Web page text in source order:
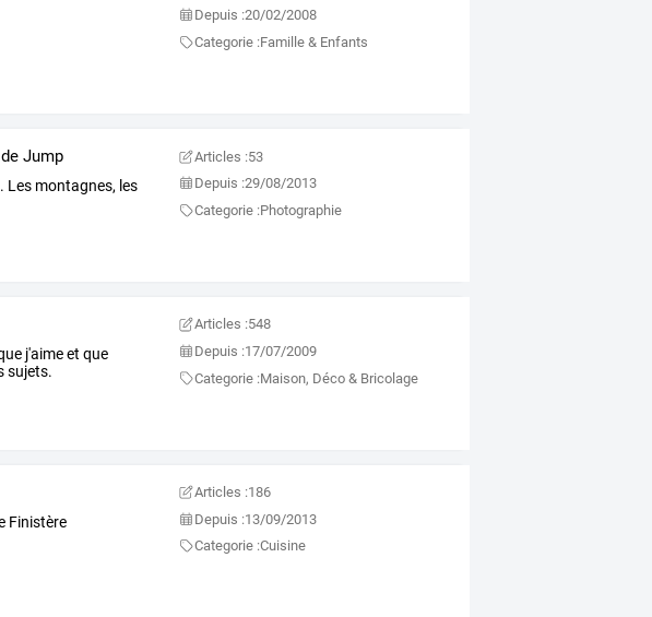
Depuis :20/02/2008
Categorie :Famille & Enfants
Jump
Les montagnes, les
Articles :53
Depuis :29/08/2013
Categorie :Photographie
j'aime et que
sujets.
Articles :548
Depuis :17/07/2009
Categorie :Maison, Déco & Bricolage
Finistère
Articles :186
Depuis :13/09/2013
Categorie :Cuisine